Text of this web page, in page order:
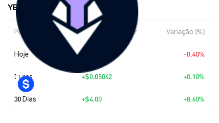
YETH)
Período Variação do Valor Variação (%)
Hoje -0.40%
7 Dias +$0.05042 +0.10%
30 Dias +$4.00 +8.60%